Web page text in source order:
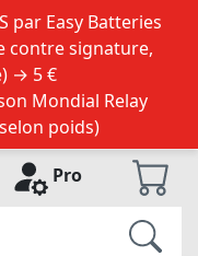
par Easy Batteries
contre signature,
→ 5 €
Mondial Relay
poids)
Pro